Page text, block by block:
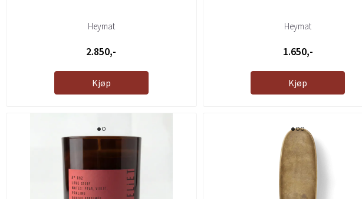
Heymat
2.850,-
Kjøp
Heymat
1.650,-
Kjøp